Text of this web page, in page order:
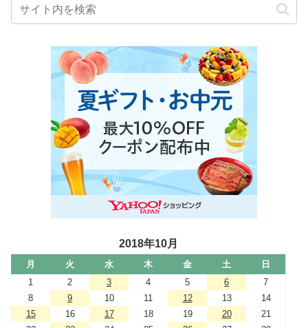
2018年10月
月 火 水 木 金 土
日
1
2 3 4 5 6
7
8
9 10 11 12 13
14
15
16 17 18 19 20
21